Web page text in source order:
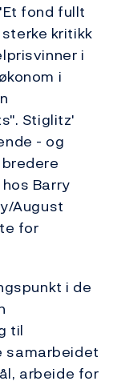
fond fullt
kritikk
i
i
Stiglitz'
- og
Barry
August
for
i de
til
samarbeidet
arbeide for